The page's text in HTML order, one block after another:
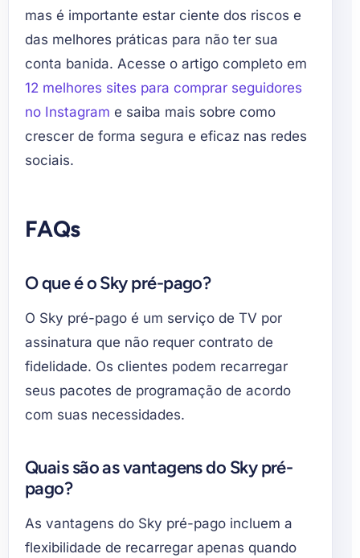
mas é importante estar ciente dos riscos e
das melhores práticas para não ter sua
conta banida. Acesse o artigo completo em
12 melhores sites para comprar seguidores
no Instagram e saiba mais sobre como
crescer de forma segura e eficaz nas redes
sociais.
FAQs
O que é o Sky pré-pago?
O Sky pré-pago é um serviço de TV por
assinatura que não requer contrato de
fidelidade. Os clientes podem recarregar
seus pacotes de programação de acordo
com suas necessidades.
Quais são as vantagens do Sky pré-
pago?
As vantagens do Sky pré-pago incluem a
flexibilidade de recarregar apenas quando